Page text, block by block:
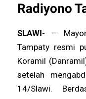
Radiyono
SLAWI- –
Tampaty resmi
Koramil
setelah
14/Slawi.